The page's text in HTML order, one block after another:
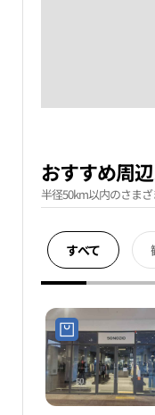
おすすめ周
半径50km以内のさま
すべて